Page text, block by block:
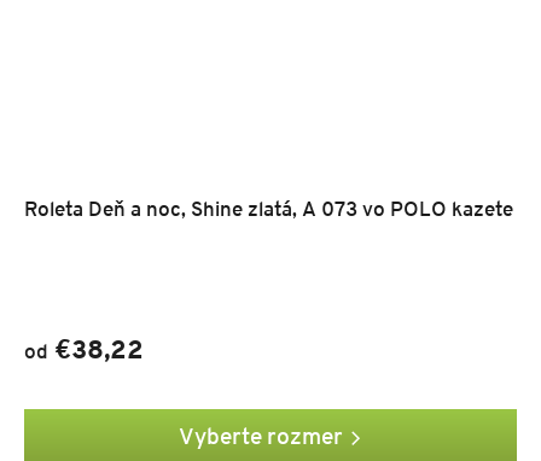
Roleta Deň a noc, Shine zlatá, A 073 vo POLO kazete
od €38,22
Vyberte rozmer